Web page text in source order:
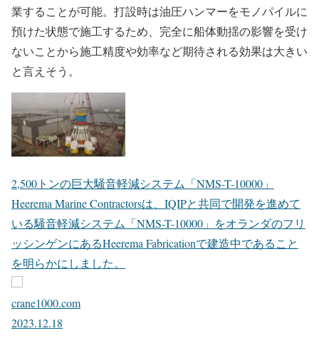
業することが可能。打設時は油圧ハンマーをモノパイルに
預けた状態で施工するため、完全に船体動揺の影響を受け
ないことから施工精度や効率など期待される効果は大きい
と言えそう。
2,500トンの巨大騒音軽減システム「NMS-T-10000」
Heerema Marine Contractorsは、IQIPと共同で開発を進めて
いる騒音軽減システム「NMS-T-10000」をオランダのフリ
ッシンゲンにあるHeerema Fabricationで建造中であること
を明らかにしました。
crane1000.com
2023.12.18